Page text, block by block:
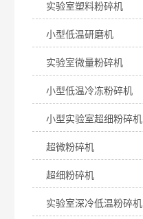
实验室塑料粉碎机
小型低温研磨机
实验室微量粉碎机
小型低温冷冻粉碎机
小型实验室超细粉碎机
超微粉碎机
超细粉碎机
实验室深冷低温粉碎机